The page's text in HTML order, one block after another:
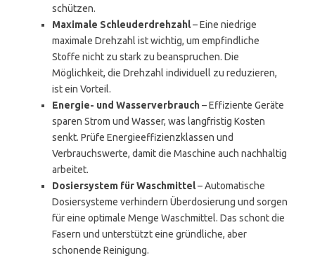
schützen.
Maximale Schleuderdrehzahl– Eine niedrige
maximale Drehzahl ist wichtig, um empfindliche
Stoffe nicht zu stark zu beanspruchen. Die
Möglichkeit, die Drehzahl individuell zu reduzieren,
ist ein Vorteil.
Energie- und Wasserverbrauch– Effiziente Geräte
sparen Strom und Wasser, was langfristig Kosten
senkt. Prüfe Energieeffizienzklassen und
Verbrauchswerte, damit die Maschine auch nachhaltig
arbeitet.
Dosiersystem für Waschmittel– Automatische
Dosiersysteme verhindern Überdosierung und sorgen
für eine optimale Menge Waschmittel. Das schont die
Fasern und unterstützt eine gründliche, aber
schonende Reinigung.